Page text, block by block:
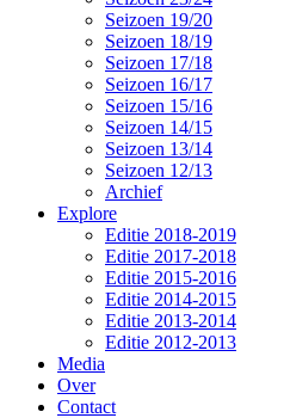
Seizoen 19/20
Seizoen 18/19
Seizoen 17/18
Seizoen 16/17
Seizoen 15/16
Seizoen 14/15
Seizoen 13/14
Seizoen 12/13
Archief
Explore
Editie 2018-2019
Editie 2017-2018
Editie 2015-2016
Editie 2014-2015
Editie 2013-2014
Editie 2012-2013
Media
Over
Contact